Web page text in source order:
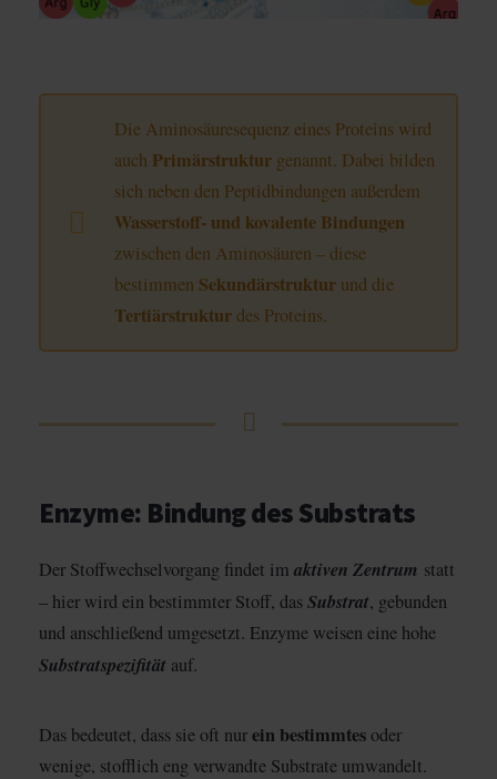
Die Aminosäuresequenz eines Proteins wird
auch Primärstrukturgenannt. Dabei bilden
sich neben den Peptidbindungen außerdem
Wasserstoff- und kovalente Bindungen
zwischen den Aminosäuren – diese
bestimmen Sekundärstrukturund die
Tertiärstrukturdes Proteins.
Enzyme: Bindung des Substrats
Der Stoffwechselvorgang findet im aktiven Zentrum statt
– hier wird ein bestimmter Stoff, dasSubstrat, gebunden
und anschließend umgesetzt. Enzyme weisen eine hohe
Substratspezifität auf.
Das bedeutet, dass sie oft nurein bestimmtesoder
wenige, stofflich eng verwandte Substrate umwandelt.